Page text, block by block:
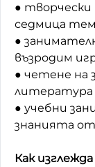
● творчески
седмица
●
възродим
● четене на
литература
● учебни
знанията
Как